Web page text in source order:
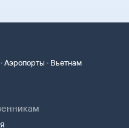
·Аэропорты · Вьетнам